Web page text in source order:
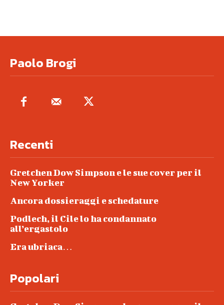
Paolo Brogi
Recenti
Gretchen Dow Simpson e le sue cover per il
New Yorker
Ancora dossieraggi e schedature
Podlech, il Cile lo ha condannato
all’ergastolo
Era ubriaca…
Popolari